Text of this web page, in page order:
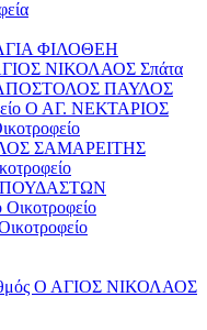
ΑΓΙΑ ΦΙΛΟΘΕΗ
ΝΙΚΟΛΑΟΣ Σπάτα
ΑΠΟΣΤΟΛΟΣ ΠΑΥΛΟΣ
Ο ΑΓ. ΝΕΚΤΑΡΙΟΣ
ΣΑΜΑΡΕΙΤΗΣ
Ο ΑΓΙΟΣ ΝΙΚΟΛΑΟΣ